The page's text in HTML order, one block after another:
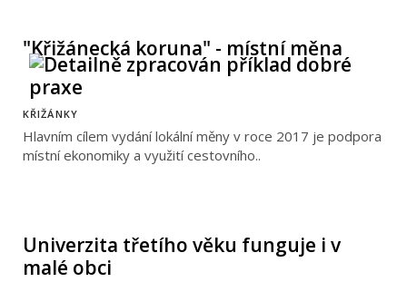
"Křižánecká koruna" - místní měna
KŘIŽÁNKY
Hlavním cílem vydání lokální měny v roce 2017 je podpora
místní ekonomiky a využití cestovního..
Univerzita třetího věku funguje i v
malé obci